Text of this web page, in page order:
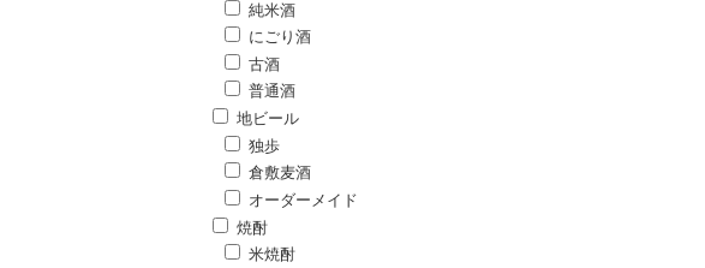
純米酒
にごり酒
古酒
普通酒
地ビール
独歩
倉敷麦酒
オーダーメイド
焼酎
米焼酎